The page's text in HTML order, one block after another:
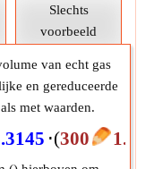
Slechts
voorbeeld
van echt gas
en gereduceerde
met waarden.
⋅(300 1.46